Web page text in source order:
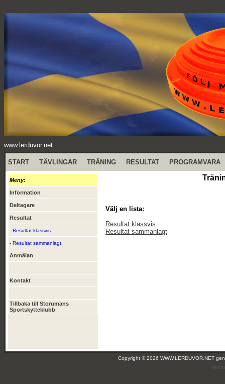
www.lerduvor.net
START TÄVLINGAR TRÄNING RESULTAT PROGRAMVARA
Meny:
Information
Deltagare
Resultat
- Resultat klassvis
- Resultat sammanlagt
Anmälan
Kontakt
Tillbaka till Storumans
Sportskytteklubb
Välj en lista:
Resultat klassvis
Resultat sammanlagt
Copyright © 2026 WWW.LERDUVOR.NET